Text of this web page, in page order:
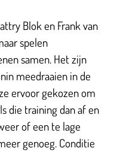
Blok en Frank van
spelen
samen. Het zijn
meedraaien in de
ervoor gekozen om
die training dan af en
of een te lage
genoeg. Conditie